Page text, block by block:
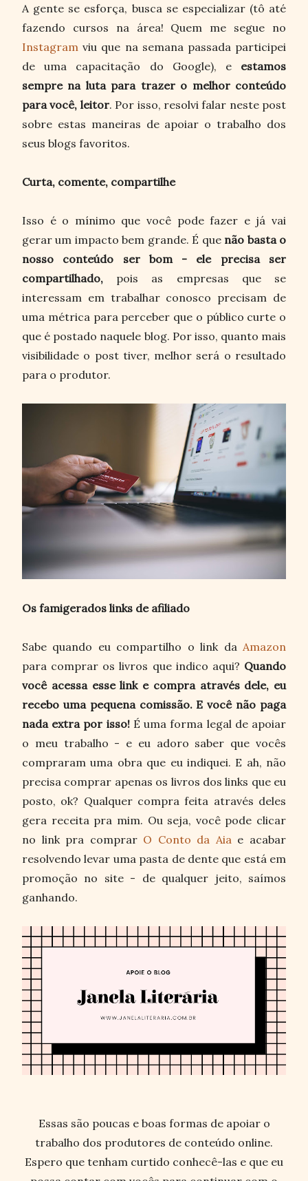
A gente se esforça, busca se especializar (tô até
fazendo cursos na área! Quem me segue no
Instagram viu que na semana passada participei
de uma capacitação do Google), e estamos
sempre na luta para trazer o melhor conteúdo
para você, leitor. Por isso, resolvi falar neste post
sobre estas maneiras de apoiar o trabalho dos
seus blogs favoritos.
Curta, comente, compartilhe
Isso é o mínimo que você pode fazer e já vai
gerar um impacto bem grande. É que não basta o
nosso conteúdo ser bom - ele precisa ser
compartilhado, pois as empresas que se
interessam em trabalhar conosco precisam de
uma métrica para perceber que o público curte o
que é postado naquele blog. Por isso, quanto mais
visibilidade o post tiver, melhor será o resultado
para o produtor.
Os famigerados links de afiliado
Sabe quando eu compartilho o link da Amazon
para comprar os livros que indico aqui? Quando
você acessa esse link e compra através dele, eu
recebo uma pequena comissão. E você não paga
nada extra por isso!É uma forma legal de apoiar
o meu trabalho - e eu adoro saber que vocês
compraram uma obra que eu indiquei. E ah, não
precisa comprar apenas os livros dos links que eu
posto, ok? Qualquer compra feita através deles
gera receita pra mim. Ou seja, você pode clicar
no link pra comprar O Conto da Aiae acabar
resolvendo levar uma pasta de dente que está em
promoção no site - de qualquer jeito, saímos
ganhando.
Essas são poucas e boas formas de apoiar o
trabalho dos produtores de conteúdo online.
Espero que tenham curtido conhecê-las e que eu